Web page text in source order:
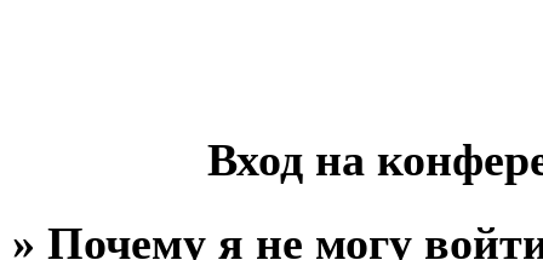
Вход на
» Почему я не могу